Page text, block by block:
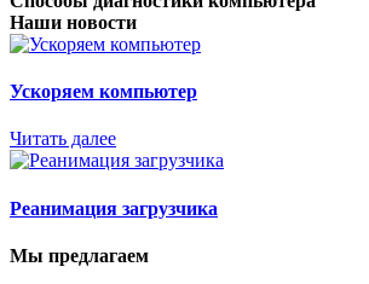
Наши новости
Ускоряем компьютер
Читать далее
Реанимация загрузчика
Мы предлагаем